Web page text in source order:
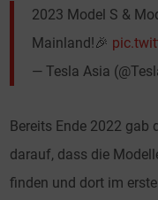
2023 Model S &
Mainland!🎉
— Tesla Asia
Bereits Ende 2022 gab
darauf, dass die
finden und dort im